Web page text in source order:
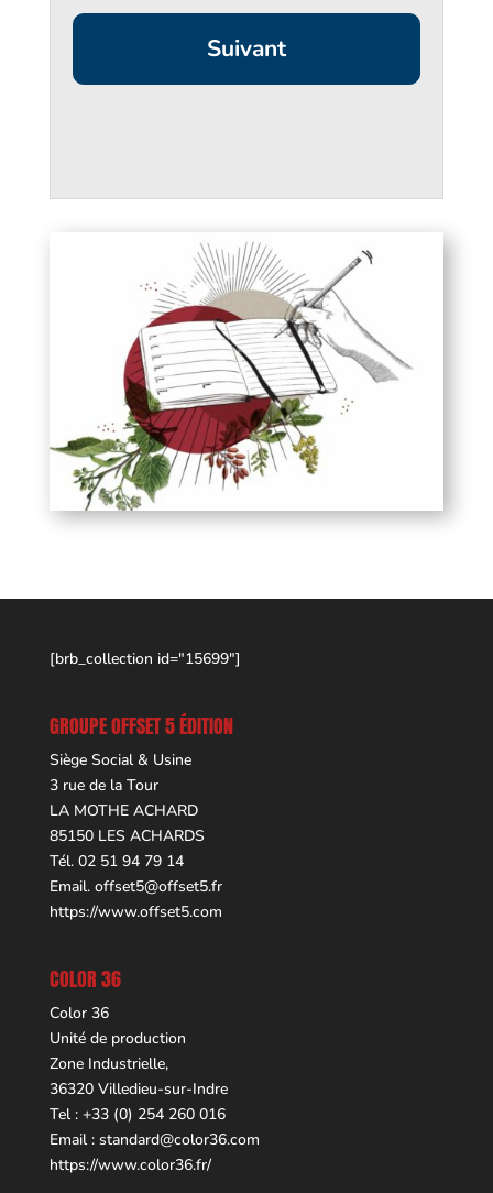
[brb_collection id="15699"]
GROUPE OFFSET 5 ÉDITION
Siège Social & Usine
3 rue de la Tour
LA MOTHE ACHARD
85150 LES ACHARDS
Tél. 02 51 94 79 14
Email. offset5@offset5.fr
https://www.offset5.com
COLOR 36
Color 36
Unité de production
Zone Industrielle,
36320 Villedieu-sur-Indre
Tel : +33 (0) 254 260 016
Email : standard@color36.com
https://www.color36.fr/